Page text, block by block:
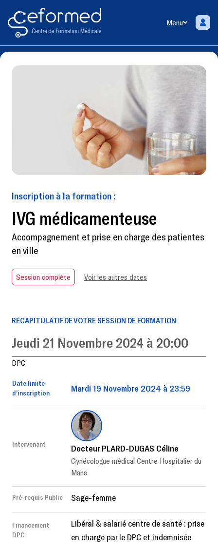
Menu
Inscription à la formation :
IVG médicamenteuse
Accompagnement et prise en charge des patientes
en ville
Session complète Voir les autres dates
RÉCAPITULATIF DE VOTRE SESSION DE FORMATION
Jeudi 21 Novembre 2024 à 20:00
DPC
Date limite
d’inscription
Mardi 19 Novembre 2024 à 23:59
Intervenant Docteur PLARD-DUGAS Céline
Gynécologue médical Centre Hospitalier du
Mans
Pré-requis Public Sage-femme
Financement
DPC
Libéral & salarié centre de santé : prise
en charge par le DPC et indemnisée